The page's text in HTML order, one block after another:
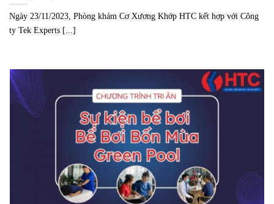
Ngày 23/11/2023, Phòng khám Cơ Xương Khớp HTC kết hợp với Công
ty Tek Experts [...]